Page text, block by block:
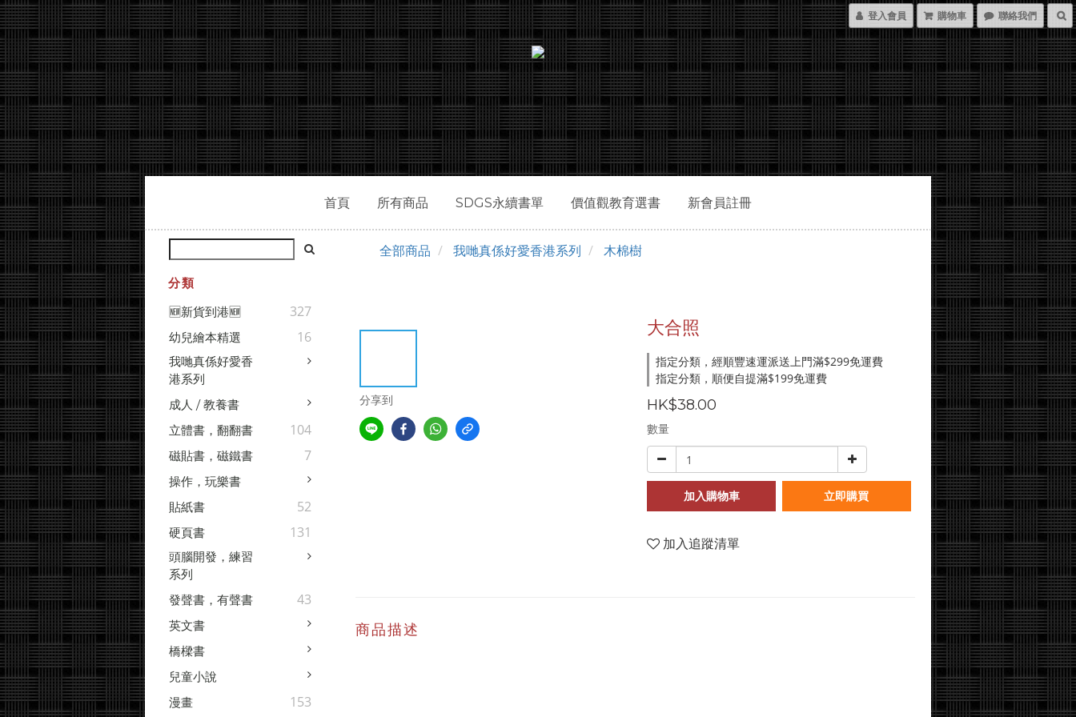
登入會員 購物車 聯絡我們
首頁 所有商品 SDGS永續書單 價值觀教育選書 新會員註冊
分類
🆕新貨到港🆕
327
幼兒繪本精選 16
我哋真係好愛香
港系列
成人 / 教養書
立體書，翻翻書
104
磁貼書，磁鐵書 7
操作，玩樂書
貼紙書
52
硬頁書 131
頭腦開發，練習
系列
發聲書，有聲書
43
英文書
橋樑書
兒童小說
漫畫
153
全部商品 我哋真係好愛香港系列 木棉樹
分享到
大合照
指定分類，經順豐速運派送上門滿$299免運費
指定分類，順便自提滿$199免運費
HK$38.00
數量
加入購物車 立即購買
加入追蹤清單
商品描述